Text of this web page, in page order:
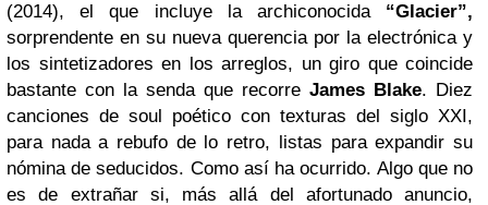
(2014), el que incluye la archiconocida “Glacier”,
sorprendente en su nueva querencia por la electrónica y
los sintetizadores en los arreglos, un giro que coincide
bastante con la senda que recorre James Blake. Diez
canciones de soul poético con texturas del siglo XXI,
para nada a rebufo de lo retro, listas para expandir su
nómina de seducidos. Como así ha ocurrido. Algo que no
es de extrañar si, más allá del afortunado anuncio,